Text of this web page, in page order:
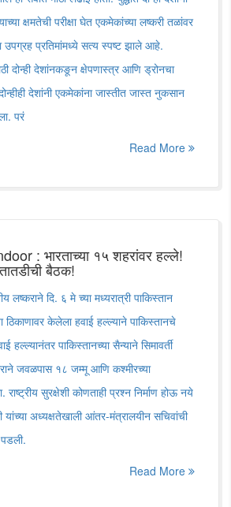
क्षमतेची परीक्षा घेत एकमेकांच्या लष्करी तळांवर
प्रतिमांमध्ये सत्य स्पष्ट झाले आहे.
दोन्ही देशांनकङून क्षेपणास्त्र आणि ड्रोनचा
देशांनी एकमेकांना जास्तीत जास्त नुकसान
परं
Read More
: भारताच्या १५ शहरांवर हल्ले!
तातडीची बैठक!
लष्कराने दि. ६ मे च्या मध्यरात्री पाकिस्तान
ठिकाणावर केलेला हवाई हल्ल्याने पाकिस्तानचे
पाकिस्तानच्या सैन्याने सिमावर्ती
जवळपास १८ जम्मू आणि कश्मीरच्या
राष्ट्रीय सुरक्षेशी कोणताही प्रश्न निर्माण होऊ नये
यांच्या अध्यक्षतेखाली आंतर-मंत्रालयीन सचिवांची
Read More